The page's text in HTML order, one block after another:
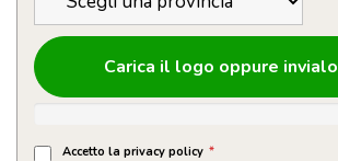
Carica il logo oppure
Accetto la privacy policy *